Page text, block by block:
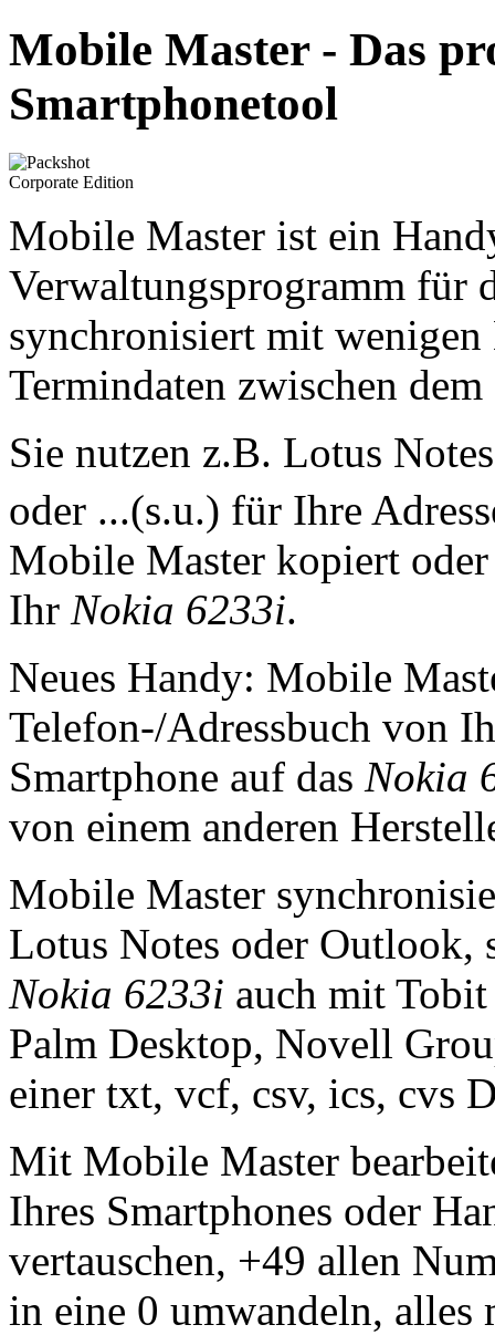
Mobile Master - Das
Smartphonetool
Mobile Master ist ein
Verwaltungsprogramm für
synchronisiert mit
Termindaten zwischen
Sie nutzen z.B. Lotus
oder ...(s.u.) für Ihre
Mobile Master kopiert
Ihr Nokia 6233i.
Neues Handy: Mobile
Telefon-/Adressbuch von
Smartphone auf das Nokia
von einem anderen
Mobile Master
Lotus Notes oder Outlook,
Nokia 6233i auch mit
Palm Desktop, Novell
einer txt, vcf, csv, ics, cvs
Mit Mobile Master
Ihres Smartphones oder
vertauschen, +49 allen
in eine 0 umwandeln,